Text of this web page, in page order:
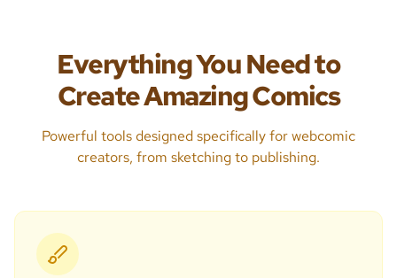
Everything You Need to
Create Amazing Comics
Powerful tools designed specifically for webcomic
creators, from sketching to publishing.